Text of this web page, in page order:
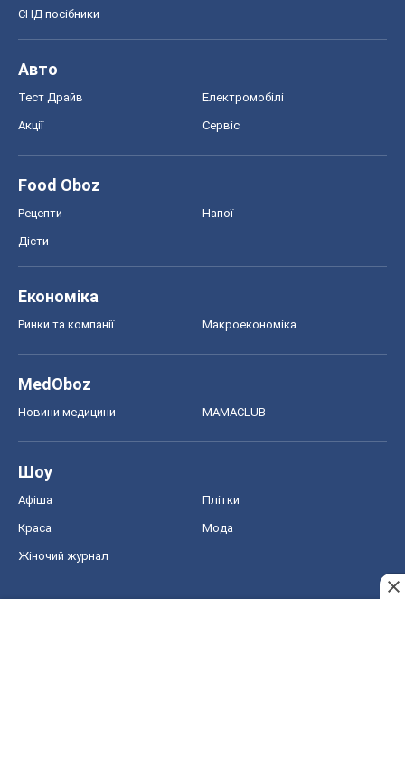
СНД посібники
Авто
Тест Драйв Електромобілі
Акції Сервіс
Food Oboz
Рецепти Напої
Дієти
Економіка
Ринки та компанії Макроекономіка
MedOboz
Новини медицини MAMACLUB
Шоу
Афіша Плітки
Краса Мода
Жіночий журнал